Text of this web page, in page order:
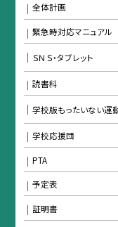
全体計画
緊急時対応マニュアル
ＳＮＳ・タブレット
読書科
学校版もったいない運
学校応援団
PTA
予定表
証明書